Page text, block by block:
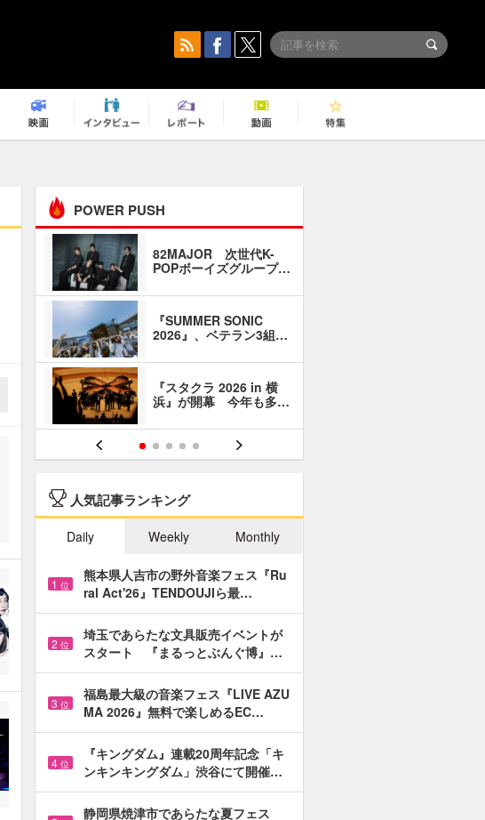
POWER PUSH
82MAJOR 次世代K-
POPボーイズグループ…
『SUMMER SONIC
2026』、ベテラン3組…
『スタクラ 2026 in 横
浜』が開幕 今年も多…
人気記事ランキング
Daily Weekly Monthly
1 位
熊本県人吉市の野外音楽フェス『Ru
ral Act'26』TENDOUJIら最…
2 位
埼玉であらたな文具販売イベントが
スタート 『まるっとぶんぐ博』…
3 位
福島最大級の音楽フェス『LIVE AZU
MA 2026』無料で楽しめるEC…
4 位
『キングダム』連載20周年記念「キ
ンキンキングダム」渋谷にて開催…
静岡県焼津市であらたな夏フェス